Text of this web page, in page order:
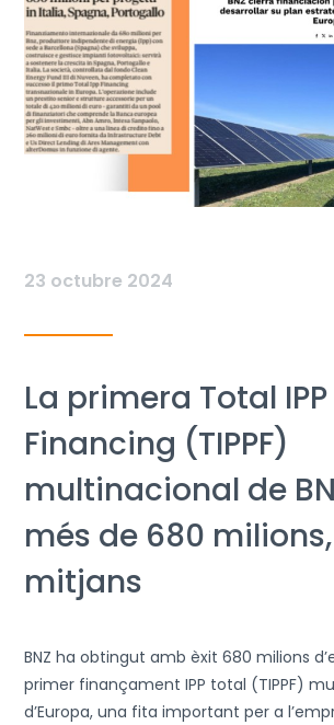
23 octubre 2024
La primera Total IPP
Financing (TIPPF)
multinacional de
més de 680
mitjans
BNZ ha obtingut amb èxit 680 milions
primer finançament IPP total (TIPPF)
d’Europa, una fita important per a